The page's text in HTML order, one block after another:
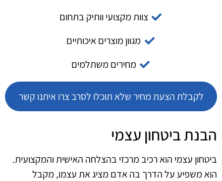
צוות מקצועי וותיק בתחום
מגוון מוצרים איכותיים
מחירים משתלמים
לקבלת הצעת מחיר שלא תוכלו לסרב צרו איתנו קשר
הבנת ביטחון עצמי
ביטחון עצמי הוא רכיב מרכזי בהצלחה האישית והמקצועית.
הוא משפיע על הדרך בה אדם מציג את עצמו, מקבל